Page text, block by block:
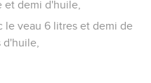
et demi d'huile,
le veau 6 litres et demi de